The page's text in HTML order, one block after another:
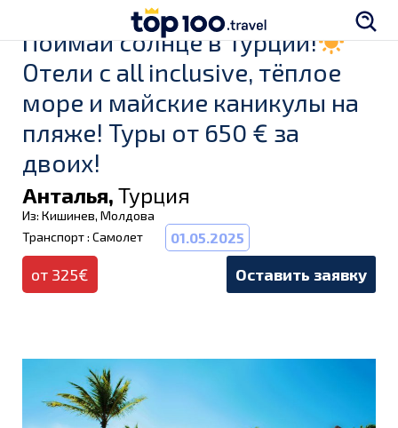
Поймай солнце в Турции!
Отели с all inclusive, тёплое
море и майские каникулы на
пляже! Туры от 650 € за
двоих!
Анталья, Турция
Из: Кишинев, Молдова
Транспорт : Самолет
01.05.2025
от 325€ Оставить заявку